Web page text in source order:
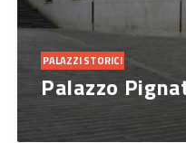
PALAZZI STORICI
Palazzo